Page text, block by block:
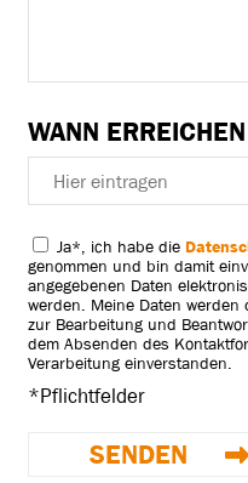
WANN
Ja*, ich habe die
genommen und bin damit
angegebenen Daten
werden. Meine Daten
zur Bearbeitung und
dem Absenden des
Verarbeitung einverstanden.
*Pflichtfelder